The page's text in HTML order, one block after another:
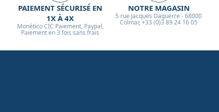
PAIEMENT SÉCURISÉ EN
1X À 4X
Monético CIC Paiement, Paypal,
Paiement en 3 fois sans frais
NOTRE MAGASIN
5 rue Jacques Daguerre - 68000
Colmar, +33 (0)3 89 24 16 05